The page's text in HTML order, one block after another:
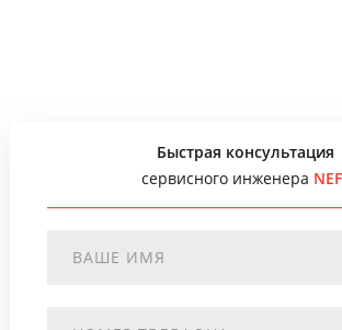
Быстрая консультация
сервисного инженера